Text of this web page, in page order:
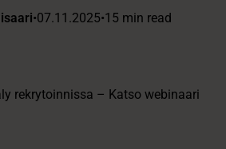
•07.11.2025•15 min read